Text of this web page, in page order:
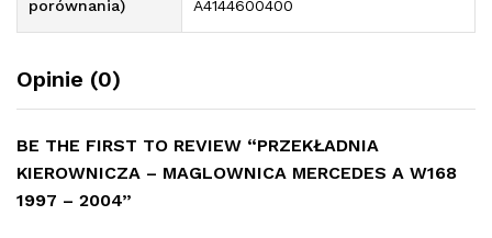
porównania) A4144600400
Opinie (0)
BE THE FIRST TO REVIEW “PRZEKŁADNIA
KIEROWNICZA – MAGLOWNICA MERCEDES A W168
1997 – 2004”